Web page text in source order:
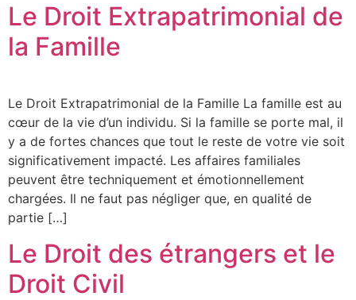
Le Droit Extrapatrimonial de
la Famille
Le Droit Extrapatrimonial de la Famille La famille est au
cœur de la vie d’un individu. Si la famille se porte mal, il
y a de fortes chances que tout le reste de votre vie soit
significativement impacté.​ Les affaires familiales
peuvent être techniquement et émotionnellement
chargées.​ Il ne faut pas négliger que, en qualité de
partie […]
Le Droit des étrangers et le
Droit Civil